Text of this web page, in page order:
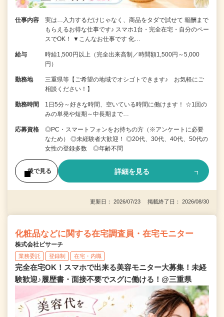
仕事内容
実は…入力するだけじゃなく、商品をタダで試せて 報酬まで
もらえるお得な仕事です♪ スマホ1台・完全在宅・自分のペー
スでOK！ ▼こんなお仕事です 化…
給与
時給1,500円以上（完全出来高制／時間額1,500円～5,000
円）
勤務地
三重県等【ご希望の地域でオシゴトできます♪ お気軽にご
相談ください！】
勤務時間
1日5分～好きな時間、空いている時間に働けます！ ☆1回の
みの単発や短期～中長期まで…
応募資格
◎PC・スマートフォンをお持ちの方（※アンケートに必要
なため） ◎未経験者大歓迎！ ◎20代、30代、40代、50代の
女性の登録多数 ◎年齢不問
後で見る 詳細を見る
更新日： 2026/07/23 掲載終了日： 2026/08/30
化粧品などに関する在宅調査員・在宅モニター
株式会社ビサーチ
業務委託 登録制 在宅・内職
完全在宅OK！スマホで出来る美容モニター大募集！未経
験歓迎♪履歴書・面接不要でスグに働ける！@三重県